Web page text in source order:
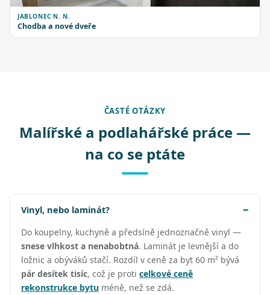
JABLONEC N. N.
Chodba a nové dveře
ČASTÉ OTÁZKY
Malířské a podlahářské práce —
na co se ptáte
Vinyl, nebo laminát?
Do koupelny, kuchyně a předsíně jednoznačně vinyl —
snese vlhkost a nenabobtná. Laminát je levnější a do
ložnic a obýváků stačí. Rozdíl v ceně za byt 60 m² bývá
pár desítek tisíc, což je proti celkové ceně
rekonstrukce bytu méně, než se zdá.